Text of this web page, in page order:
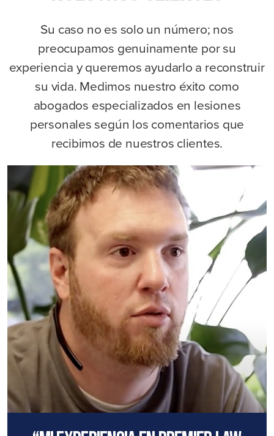
Su caso no es solo un número; nos
preocupamos genuinamente por su
experiencia y queremos ayudarlo a reconstruir
su vida. Medimos nuestro éxito como
abogados especializados en lesiones
personales según los comentarios que
recibimos de nuestros clientes.